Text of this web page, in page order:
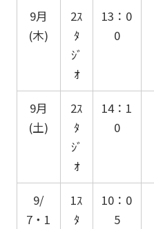
9月
(木)
2ｽ
ﾀ
ｼﾞ
ｵ
13：0
0
9月
(土)
2ｽ
ﾀ
ｼﾞ
ｵ
14：1
0
9/
7・1
1ｽ
ﾀ
10：0
5